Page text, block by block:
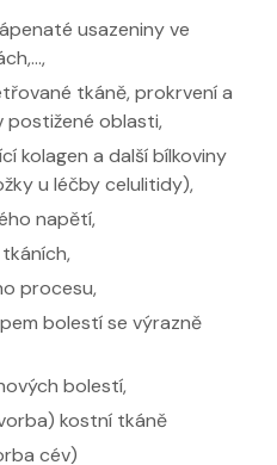
usazeniny ve
tkáně, prokrvení a
postižené oblasti,
kolagen a další bílkoviny
u léčby celulitidy),
napětí,
procesu,
bolestí se výrazně
bolestí,
kostní tkáně
cév)